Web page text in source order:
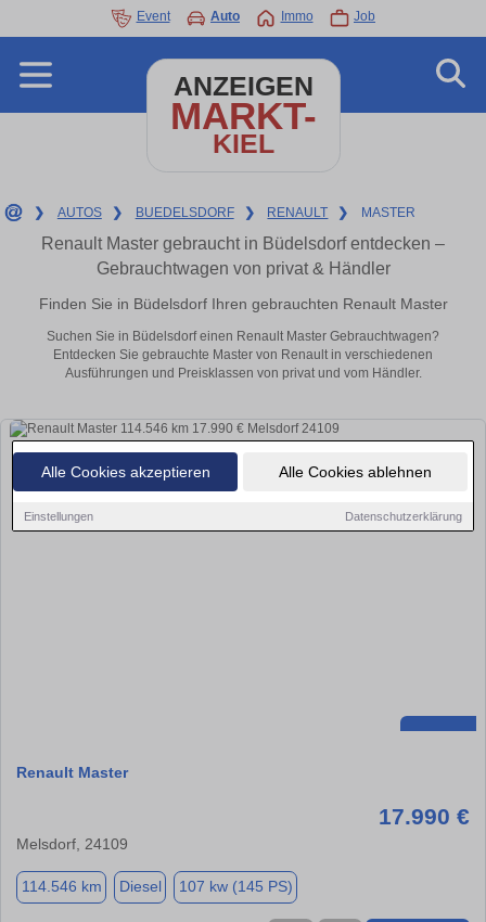
Alle Cookies akzeptieren Alle Cookies ablehnen
Einstellungen Datenschutzerklärung
Event Auto Immo Job
ANZEIGEN
MARKT-
KIEL
❯ AUTOS ❯ BUEDELSDORF ❯ RENAULT ❯ MASTER
Renault Master gebraucht in Büdelsdorf entdecken –
Gebrauchtwagen von privat & Händler
Finden Sie in Büdelsdorf Ihren gebrauchten Renault Master
Suchen Sie in Büdelsdorf einen Renault Master Gebrauchtwagen?
Entdecken Sie gebrauchte Master von Renault in verschiedenen
Ausführungen und Preisklassen von privat und vom Händler.
Renault Master
17.990 €
Melsdorf, 24109
114.546 km Diesel 107 kw (145 PS)